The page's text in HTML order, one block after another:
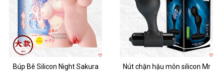
Búp Bê Silicon Night Sakura
Nút chặn hậu môn silicon Mr